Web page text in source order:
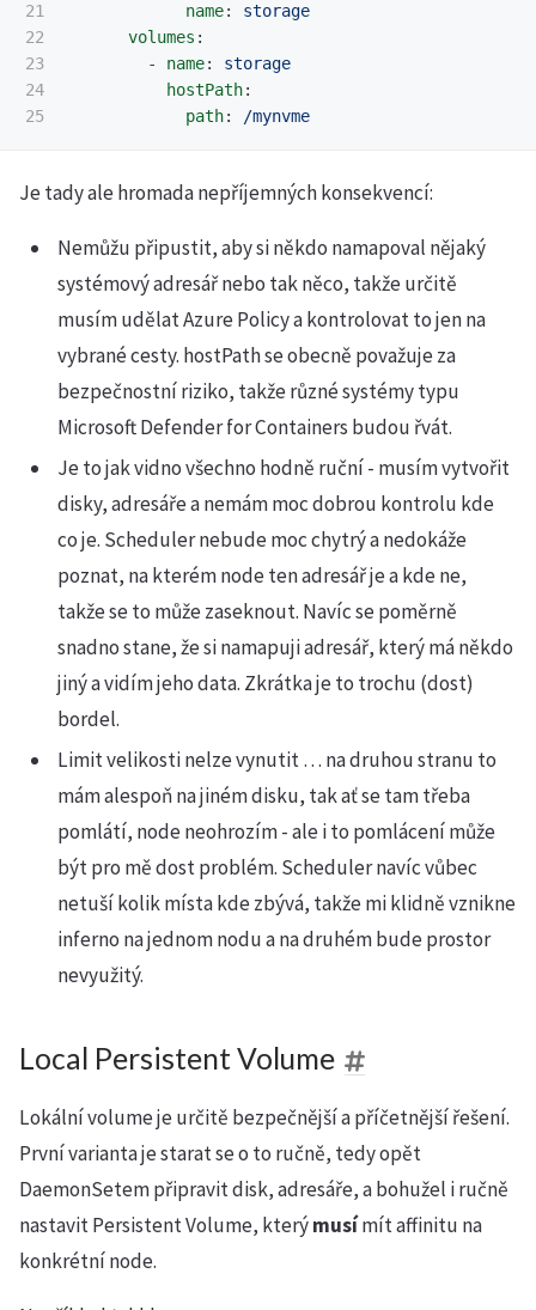
21
22
23
24
name:
storage
volumes :
-
name:
storage
hostPath:
path: /mynvme
Je tady ale hromada nepříjemných konsekvencí:
Nemůžu připustit, aby si někdo namapoval nějaký
systémový adresář nebo tak něco, takže určitě
musím udělat Azure Policy a kontrolovat to jen na
vybrané cesty. hostPath se obecně považuje za
bezpečnostní riziko, takže různé systémy typu
Microsoft Defender for Containers budou řvát.
Je to jak vidno všechno hodně ruční - musím vytvořit
disky, adresáře a nemám moc dobrou kontrolu kde
co je. Scheduler nebude moc chytrý a nedokáže
poznat, na kterém node ten adresář je a kde ne,
takže se to může zaseknout. Navíc se poměrně
snadno stane, že si namapuji adresář, který má někdo
jiný a vidím jeho data. Zkrátka je to trochu (dost)
bordel.
Limit velikosti nelze vynutit … na druhou stranu to
mám alespoň na jiném disku, tak ať se tam třeba
pomlátí, node neohrozím - ale i to pomlácení může
být pro mě dost problém. Scheduler navíc vůbec
netuší kolik místa kde zbývá, takže mi klidně vznikne
inferno na jednom nodu a na druhém bude prostor
nevyužitý.
Local Persistent Volume
Lokální volume je určitě bezpečnější a příčetnější řešení.
První varianta je starat se o to ručně, tedy opět
DaemonSetem připravit disk, adresáře, a bohužel i ručně
nastavit Persistent Volume, kterýmusímít affinitu na
konkrétní node.